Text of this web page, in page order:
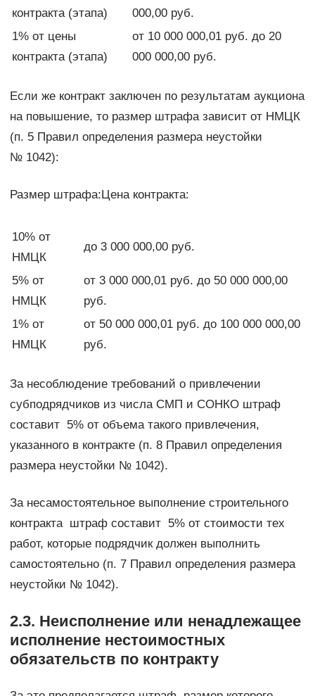
контракта (этапа)
000,00 руб.
1% от цены
контракта (этапа)
от 10 000 000,01 руб. до 20
000 000,00 руб.
Если же контракт заключен по результатам аукциона
на повышение, то размер штрафа зависит от НМЦК
(п. 5 Правил определения размера неустойки
№ 1042):
Размер штрафа:Цена контракта:
10% от
НМЦК
до 3 000 000,00 руб.
5% от
НМЦК
от 3 000 000,01 руб. до 50 000 000,00
руб.
1% от
НМЦК
от 50 000 000,01 руб. до 100 000 000,00
руб.
За несоблюдение требований о привлечении
субподрядчиков из числа СМП и СОНКО штраф
составит 5% от объема такого привлечения,
указанного в контракте (п. 8 Правил определения
размера неустойки № 1042).
За несамостоятельное выполнение строительного
контракта штраф составит 5% от стоимости тех
работ, которые подрядчик должен выполнить
самостоятельно (п. 7 Правил определения размера
неустойки № 1042).
2.3. Неисполнение или ненадлежащее
исполнение нестоимостных
обязательств по контракту